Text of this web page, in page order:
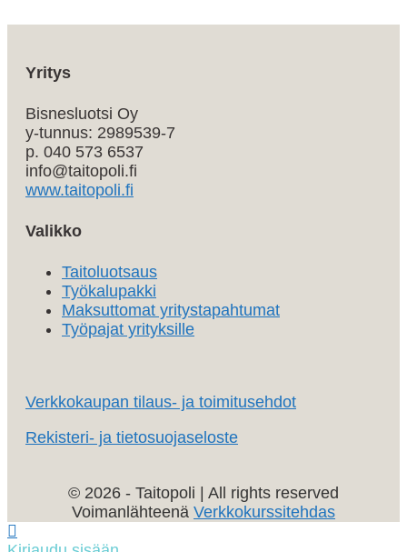
Yritys
Bisnesluotsi Oy
y-tunnus: 2989539-7
p. 040 573 6537
info@taitopoli.fi
www.taitopoli.fi
Valikko
Taitoluotsaus
Työkalupakki
Maksuttomat yritystapahtumat
Työpajat yrityksille
Verkkokaupan tilaus- ja toimitusehdot
Rekisteri- ja tietosuojaseloste
© 2026 - Taitopoli | All rights reserved
Voimanlähteenä Verkkokurssitehdas
Vieritä